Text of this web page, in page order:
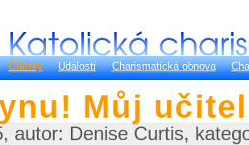
Články Události Charismatická obnova
Můj
autor: Denise Curtis,